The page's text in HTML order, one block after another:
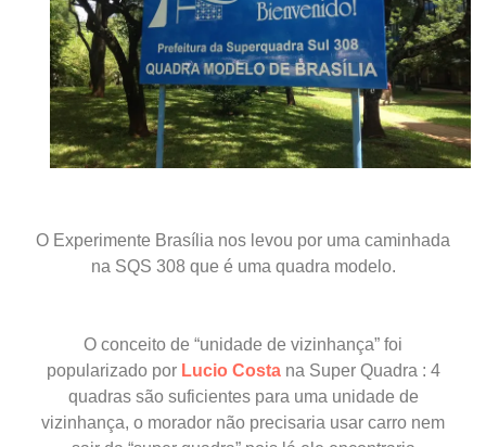
O Experimente Brasília nos levou por uma caminhada
na SQS 308 que é uma quadra modelo.
O conceito de “unidade de vizinhança” foi
popularizado por Lucio Costana Super Quadra : 4
quadras são suficientes para uma unidade de
vizinhança, o morador não precisaria usar carro nem